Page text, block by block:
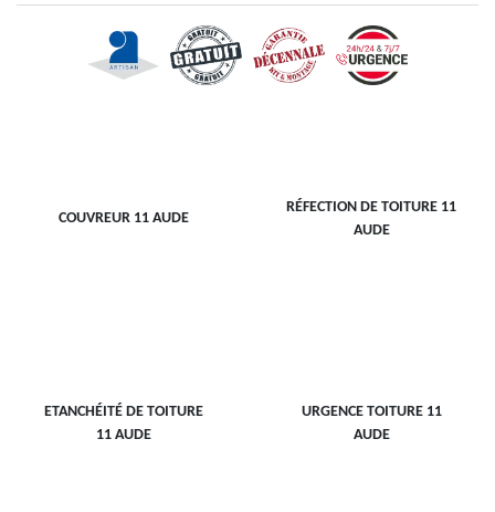
COUVREUR 11 AUDE
RÉFECTION DE TOITURE 11
AUDE
ETANCHÉITÉ DE TOITURE
11 AUDE
URGENCE TOITURE 11
AUDE